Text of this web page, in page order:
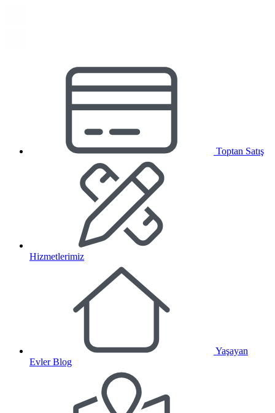
Toptan Satış
Hizmetlerimiz
Yaşayan
Evler Blog